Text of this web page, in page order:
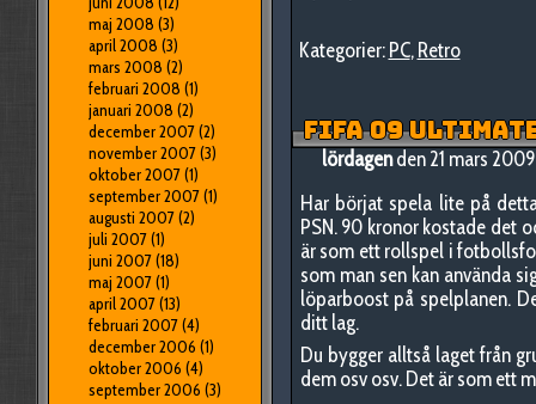
maj 2008 (3)
april 2008 (3)
mars 2008 (2)
februari 2008 (1)
januari 2008 (2)
december 2007(2)
november 2007(3)
oktober 2007(1)
september 2007(1)
augusti 2007(2)
juli 2007(1)
juni 2007(18)
maj 2007(1)
april 2007(13)
februari 2007(4)
december 2006 (1)
oktober 2006 (4)
september 2006 (3)
Kategorier:PC,Retro
FIFA 09
lördagenden 21 mars
Har börjat spela lite på
PSN. 90 kronor kostade det
är som ett rollspel i
som man sen kan använda
löparboost på spelplanen.
ditt lag.
Du bygger alltså laget från
dem osv osv. Det är som ett